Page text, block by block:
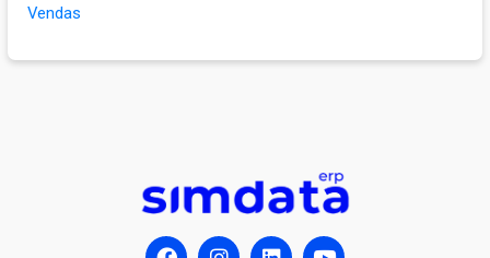
Vendas